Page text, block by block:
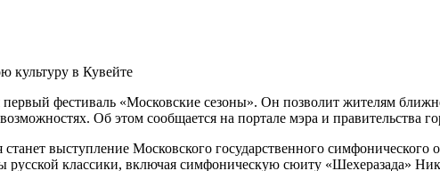
первый фестиваль «Московские сезоны». Он позволит жителям
Об этом сообщается на портале мэра и правительства
выступление Московского государственного
классики, включая симфоническую сюиту «Шехеразада»